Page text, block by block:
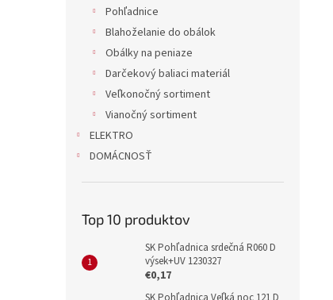
Pohľadnice
Blahoželanie do obálok
Obálky na peniaze
Darčekový baliaci materiál
Veľkonočný sortiment
Vianočný sortiment
ELEKTRO
DOMÁCNOSŤ
Top 10 produktov
SK Pohľadnica srdečná R060 D
výsek+UV 1230327
€0,17